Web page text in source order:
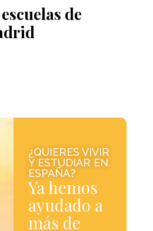
de
¿QUIERES VIVIR
Y ESTUDIAR EN
ESPAÑA?
Ya hemos
ayudado a
más de